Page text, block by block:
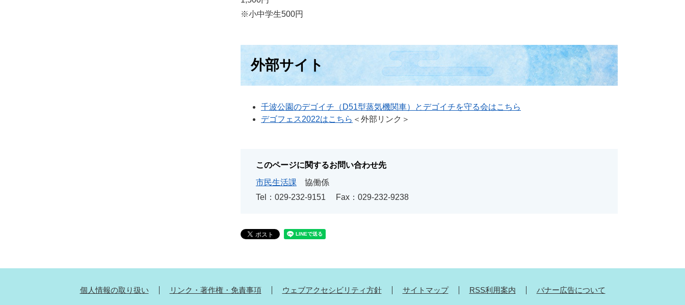
※小中学生500円
外部サイト
千波公園のデゴイチ（D51型蒸気機関車）とデゴイチを守る会はこちら
デゴフェス2022はこちら ＜外部リンク＞
このページに関するお問い合わせ先
市民生活課
協働係
Tel：029-232-9151
Fax：029-232-9238
個人情報の取り扱い リンク・著作権・免責事項 ウェブアクセシビリティ方針 サイトマップ RSS利用案内 バナー広告について